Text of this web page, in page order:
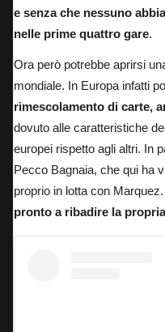
e senza che nessuno
nelle prime quattro gare.
Ora però potrebbe aprirsi
mondiale. In Europa infatti
rimescolamento di carte,
dovuto alle caratteristiche
europei rispetto agli altri. In
Pecco Bagnaia, che qui ha
proprio in lotta con Marquez
pronto a ribadire la